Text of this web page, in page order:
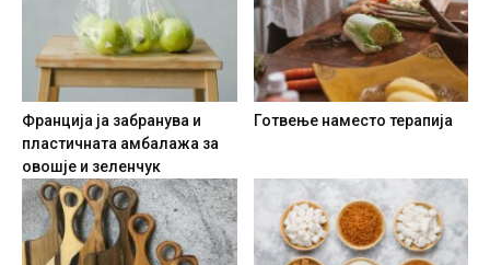
Франција ја забранува и
пластичната амбалажа за
овошје и зеленчук
Готвење наместо терапија